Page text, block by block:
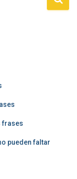
frases
pueden faltar